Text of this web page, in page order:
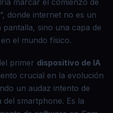
marcar el comienzo de
donde internet no es un
sino una capa de
el mundo físico.
primer dispositivo de IA
crucial en la evolución
un audaz intento de
smartphone. Es la